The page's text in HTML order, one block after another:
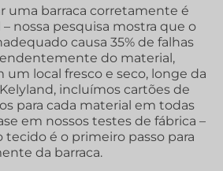
uma barraca corretamente é
nossa pesquisa mostra que o
causa 35% de falhas
do material,
local fresco e seco, longe da
incluímos cartões de
para cada material em todas
em nossos testes de fábrica –
é o primeiro passo para
da barraca.